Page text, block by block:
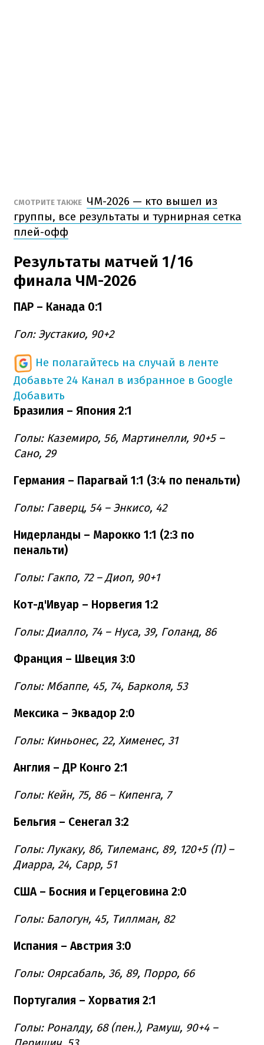
СМОТРИТЕ ТАКЖЕ ЧМ-2026 — кто вышел из
группы, все результаты и турнирная сетка
плей-офф
Результаты матчей 1/16
финала ЧМ-2026
ПАР – Канада 0:1
Гол: Эустакио, 90+2
Не полагайтесь на случай в ленте
Добавьте 24 Канал в избранное в Google
Добавить
Бразилия – Япония 2:1
Голы: Каземиро, 56, Мартинелли, 90+5 –
Сано, 29
Германия – Парагвай 1:1 (3:4 по пенальти)
Голы: Гаверц, 54 – Энкисо, 42
Нидерланды – Марокко 1:1 (2:3 по
пенальти)
Голы: Гакпо, 72 – Диоп, 90+1
Кот-д'Ивуар – Норвегия 1:2
Голы: Диалло, 74 – Нуса, 39, Голанд, 86
Франция – Швеция 3:0
Голы: Мбаппе, 45, 74, Барколя, 53
Мексика – Эквадор 2:0
Голы: Киньонес, 22, Хименес, 31
Англия – ДР Конго 2:1
Голы: Кейн, 75, 86 – Кипенга, 7
Бельгия – Сенегал 3:2
Голы: Лукаку, 86, Тилеманс, 89, 120+5 (П) –
Диарра, 24, Сарр, 51
США – Босния и Герцеговина 2:0
Голы: Балогун, 45, Тиллман, 82
Испания – Австрия 3:0
Голы: Оярсабаль, 36, 89, Порро, 66
Португалия – Хорватия 2:1
Голы: Роналду, 68 (пен.), Рамуш, 90+4 –